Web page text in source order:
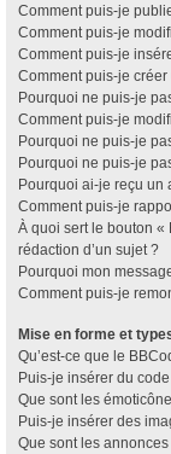
Comment puis-je
Comment puis-je
Comment puis-je
Comment puis-je
Pourquoi ne puis-je
Comment puis-je
Pourquoi ne puis-je
Pourquoi ne puis-je
Pourquoi ai-je reçu un
Comment puis-je
À quoi sert le bouton «
rédaction d’un sujet ?
Pourquoi mon
Comment puis-je
Mise en forme et
Qu’est-ce que le
Puis-je insérer du
Que sont les
Puis-je insérer des
Que sont les